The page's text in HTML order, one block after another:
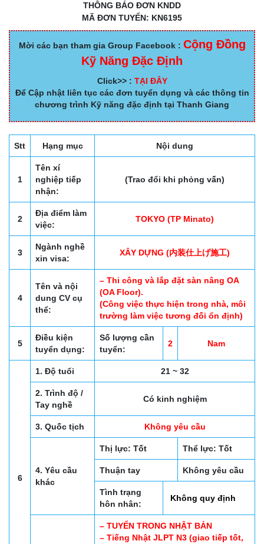
THÔNG BÁO ĐƠN KNDD
MÃ ĐƠN TUYỂN: KN6195
Mời các bạn tham gia Group Facebook : Cộng Đồng
Kỹ Năng Đặc Định
Click>> : TẠI ĐÂY
Để Cập nhật liên tục các đơn tuyển dụng và các thông tin
chương trình Kỹ năng đặc định tại Thanh Giang
Stt Hạng mục Nội dung
1
Tên xí
nghiệp tiếp
nhận:
(Trao đổi khi phỏng vấn)
2
Địa điểm làm
việc:
TOKYO (TP Minato)
3
Ngành nghề
xin visa:
XÂY DỰNG (内装仕上げ施工)
4
Tên và nội
dung CV cụ
thể:
– Thi công và lắp đặt sàn nâng OA
(OA Floor).
(Công việc thực hiện trong nhà, môi
trường làm việc tương đối ổn định)
5
Điều kiện
tuyển dụng:
Số lượng cần
tuyển:
2 Nam
6
1. Độ tuổi 21 ~ 32
2. Trình độ /
Tay nghề
Có kinh nghiệm
3. Quốc tịch Không yêu cầu
4. Yêu cầu
khác
Thị lực: Tốt Thể lực: Tốt
Thuận tay Không yêu cầu
Tình trạng
hôn nhân:
Không quy định
– TUYỂN TRONG NHẬT BẢN
– Tiếng Nhật JLPT N3 (giao tiếp tốt,